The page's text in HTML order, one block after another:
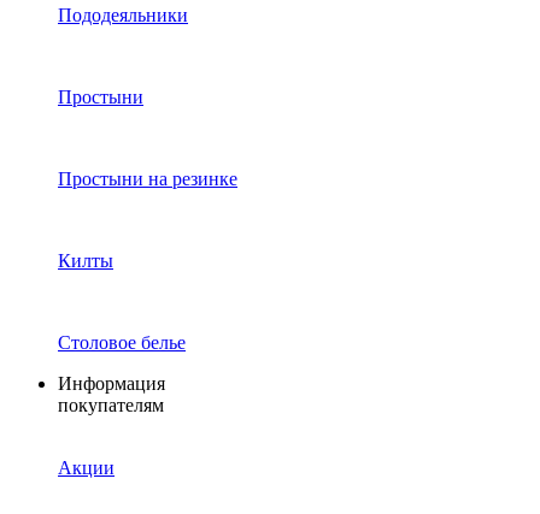
Пододеяльники
Простыни
Простыни на резинке
Килты
Столовое белье
Информация
покупателям
Акции